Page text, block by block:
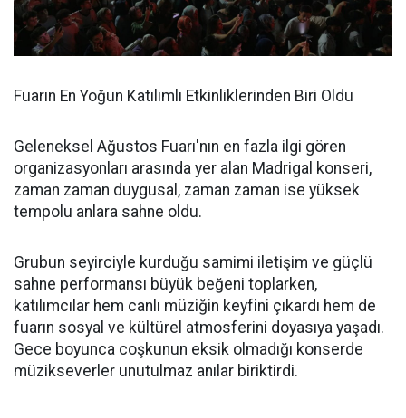
Fuarın En Yoğun Katılımlı Etkinliklerinden Biri Oldu
Geleneksel Ağustos Fuarı'nın en fazla ilgi gören
organizasyonları arasında yer alan Madrigal konseri,
zaman zaman duygusal, zaman zaman ise yüksek
tempolu anlara sahne oldu.
Grubun seyirciyle kurduğu samimi iletişim ve güçlü
sahne performansı büyük beğeni toplarken,
katılımcılar hem canlı müziğin keyfini çıkardı hem de
fuarın sosyal ve kültürel atmosferini doyasıya yaşadı.
Gece boyunca coşkunun eksik olmadığı konserde
müzikseverler unutulmaz anılar biriktirdi.